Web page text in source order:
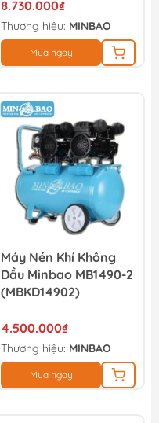
8.730.000₫
Thương hiệu: MINBAO
Mua ngay
Máy Nén Khí Không
Dầu Minbao MB1490-2
(MBKD14902)
4.500.000₫
Thương hiệu: MINBAO
Mua ngay